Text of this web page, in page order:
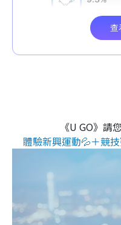
《U GO》請
體驗新興運動💦＋競